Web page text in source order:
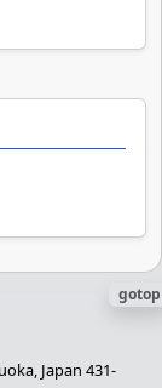
gotop
Japan 431-